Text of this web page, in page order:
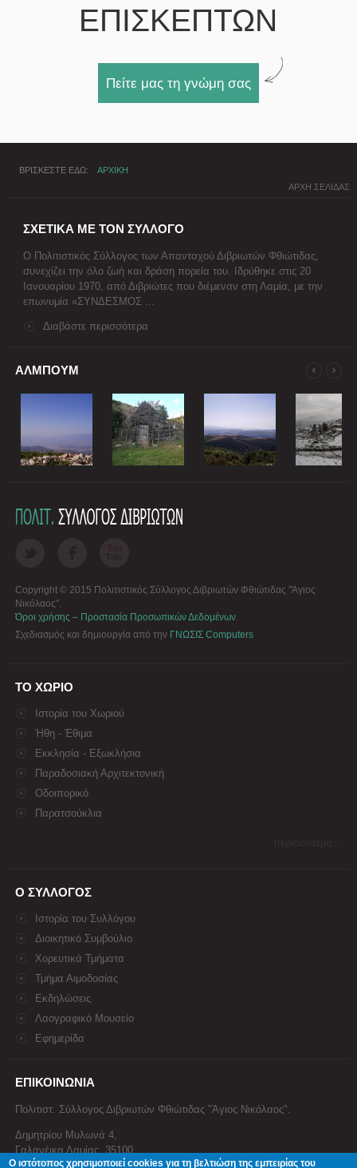
ΕΠΙΣΚΕΠΤΩΝ
Πείτε μας τη γνώμη σας
ΒΡΙΣΚΕΣΤΕ ΕΔΩ
ΑΡΧΙΚΗ
ΑΡΧΗ ΣΕΛΙΔΑΣ
ΣΧΕΤΙΚΑ ΜΕ ΤΟΝ ΣΥΛΛΟΓΟ
Ο Πολιτιστικός Σύλλογος των Απανταχού Διβριωτών Φθιώτιδας,
συνεχίζει την όλο ζωή και δράση πορεία του. Ιδρύθηκε στις 20
Ιανουαρίου 1970, από Διβριώτες που διέμεναν στη Λαμία, με την
επωνυμία «ΣΥΝΔΕΣΜΟΣ ...
Διαβάστε περισσότερα
ΑΛΜΠΟΥΜ
Copyright © 2015 Πολιτιστικός Σύλλογος Διβριωτών Φθιώτιδας "Άγιος
Νικόλαος".
Όροι χρήσης – Προστασία Προσωπικών Δεδομένων.
Σχεδιασμός και δημιουργία από την ΓΝΩΣΙΣ Computers
ΤΟ ΧΩΡΙΟ
Ιστορία του Χωριού
Ήθη - Έθιμα
Εκκλησία - Εξωκλήσια
Παραδοσιακή Αρχιτεκτονική
Οδοιπορικό
Παρατσούκλια
Ο ΣΥΛΛΟΓΟΣ
Ιστορία του Συλλόγου
Διοικητικό Συμβούλιο
Χορευτικά Τμήματα
Τμήμα Αιμοδοσίας
Εκδηλώσεις
Λαογραφικό Μουσείο
Εφημερίδα
ΕΠΙΚΟΙΝΩΝΙΑ
Πολιτιστ. Σύλλογος Διβριωτών Φθιώτιδας "Άγιος Νικόλαος".
Δημητρίου Μυλωνά 4,
Γαλανέικα Λαμίας, 35100
Ο ιστότοπος χρησιμοποιεί cookies για τη βελτιώση της εμπειρίας του